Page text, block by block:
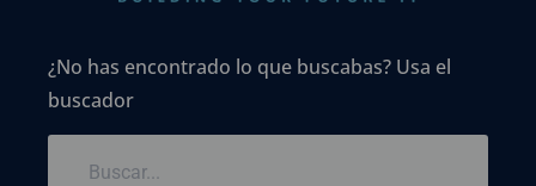
¿No has encontrado lo que buscabas? Usa el
buscador